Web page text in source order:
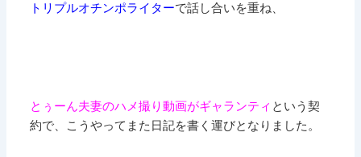
トリプルオチンポライターで話し合いを重ね、
とぅーん夫妻のハメ撮り動画がギャランティ という契
約で、こうやってまた日記を書く運びとなりました。